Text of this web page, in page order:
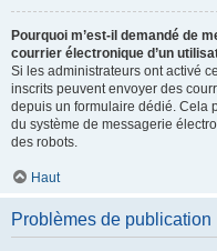
Pourquoi m’est-il demandé de
courrier électronique d’un
Si les administrateurs ont activé
inscrits peuvent envoyer des
depuis un formulaire dédié. Cela
du système de messagerie
des robots.
Haut
Problèmes de publication